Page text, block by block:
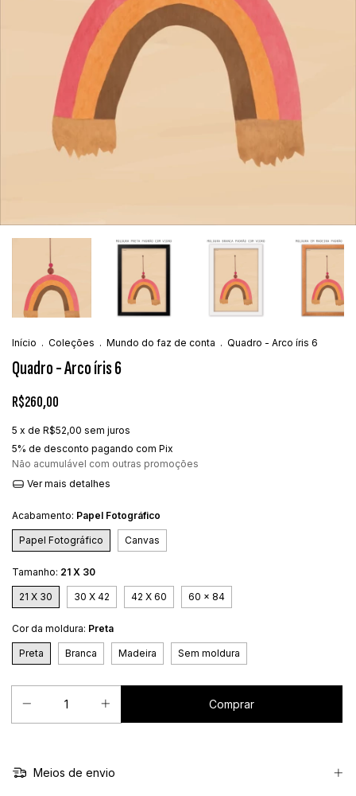
Início . Coleções . Mundo do faz de conta . Quadro - Arco íris 6
Quadro - Arco íris 6
R$260,00
5 x de R$52,00 sem juros
5% de desconto pagando com Pix
Não acumulável com outras promoções
Ver mais detalhes
Acabamento: Papel Fotográfico
Papel Fotográfico Canvas
Tamanho: 21 X 30
21 X 30 30 X 42 42 X 60 60 x 84
Cor da moldura: Preta
Preta Branca Madeira Sem moldura
Meios de envio